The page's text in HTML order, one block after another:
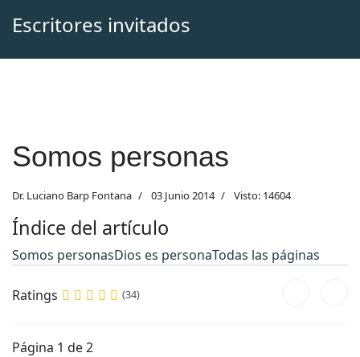
Escritores invitados
Somos personas
Dr. Luciano Barp Fontana 03 Junio 2014 Visto: 14604
Índice del artículo
Somos personasDios es personaTodas las páginas
Ratings (34)
Página 1 de 2